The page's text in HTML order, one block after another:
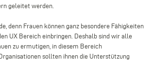
geleitet werden.
denn Frauen können ganz besondere Fähigkeiten
UX Bereich einbringen. Deshalb sind wir alle
zu ermutigen, in diesem Bereich
sollten ihnen die Unterstützung